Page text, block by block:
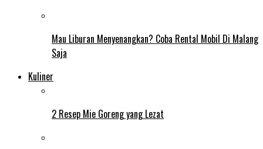
Mau Liburan Menyenangkan? Coba Rental Mobil Di Malang
Saja
Kuliner
2 Resep Mie Goreng yang Lezat